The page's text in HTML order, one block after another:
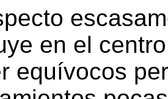
en el
equívocos